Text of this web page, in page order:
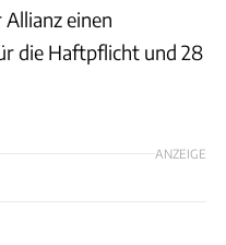
Allianz einen
die Haftpflicht und 28
ANZEIGE